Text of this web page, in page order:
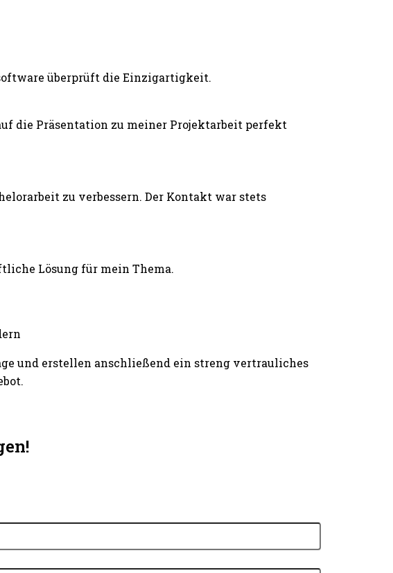
überprüft die Einzigartigkeit.
die Präsentation zu meiner Projektarbeit perfekt
zu verbessern. Der Kontakt war stets
Lösung für mein Thema.
und erstellen anschließend ein streng vertrauliches